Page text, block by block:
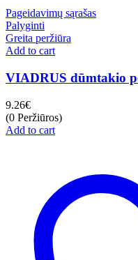
Pageidavimų sąrašas
Palyginti
Greita peržiūra
Add to cart
VIADRUS dūmtakio
9.26€
(0 Peržiūros)
Add to cart